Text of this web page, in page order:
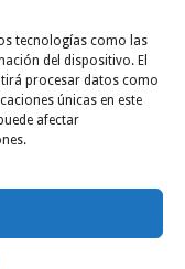
tecnologías como las
del dispositivo. El
procesar datos como
únicas en este
afectar
Reserved